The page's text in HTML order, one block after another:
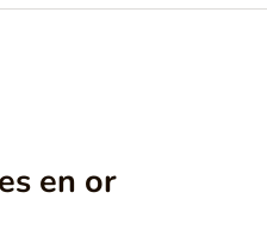
en or